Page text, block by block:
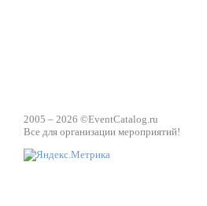
2005 – 2026 ©EventCatalog.ru
Все для организации мероприятий!